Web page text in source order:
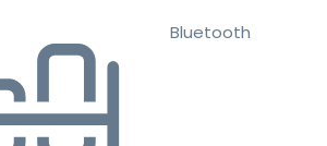
Bluetooth